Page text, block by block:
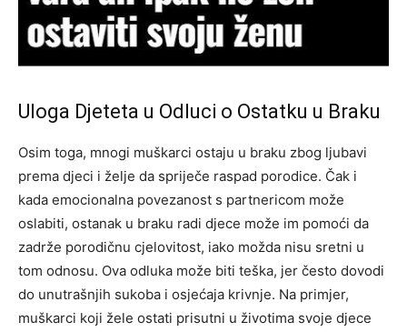
Uloga Djeteta u Odluci o Ostatku u Braku
Osim toga, mnogi muškarci ostaju u braku zbog ljubavi
prema djeci i želje da spriječe raspad porodice. Čak i
kada emocionalna povezanost s partnericom može
oslabiti, ostanak u braku radi djece može im pomoći da
zadrže porodičnu cjelovitost, iako možda nisu sretni u
tom odnosu. Ova odluka može biti teška, jer često dovodi
do unutrašnjih sukoba i osjećaja krivnje. Na primjer,
muškarci koji žele ostati prisutni u životima svoje djece